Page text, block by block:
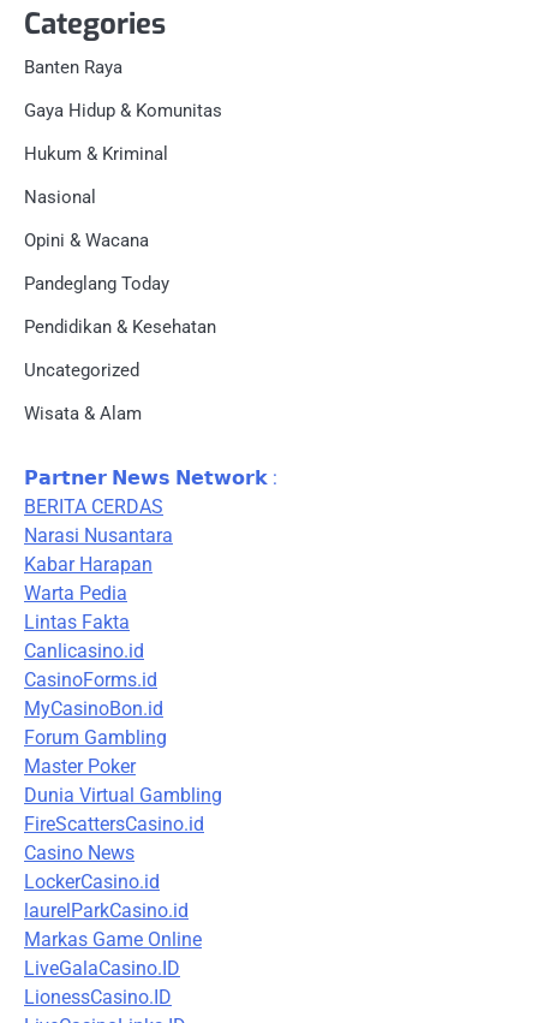
Categories
Banten Raya
Gaya Hidup & Komunitas
Hukum & Kriminal
Nasional
Opini & Wacana
Pandeglang Today
Pendidikan & Kesehatan
Uncategorized
Wisata & Alam
𝗣𝗮𝗿𝘁𝗻𝗲𝗿 𝗡𝗲𝘄𝘀 𝗡𝗲𝘁𝘄𝗼𝗿𝗸 :
BERITA CERDAS
Narasi Nusantara
Kabar Harapan
Warta Pedia
Lintas Fakta
Canlicasino.id
CasinoForms.id
MyCasinoBon.id
Forum Gambling
Master Poker
Dunia Virtual Gambling
FireScattersCasino.id
Casino News
LockerCasino.id
laurelParkCasino.id
Markas Game Online
LiveGalaCasino.ID
LionessCasino.ID